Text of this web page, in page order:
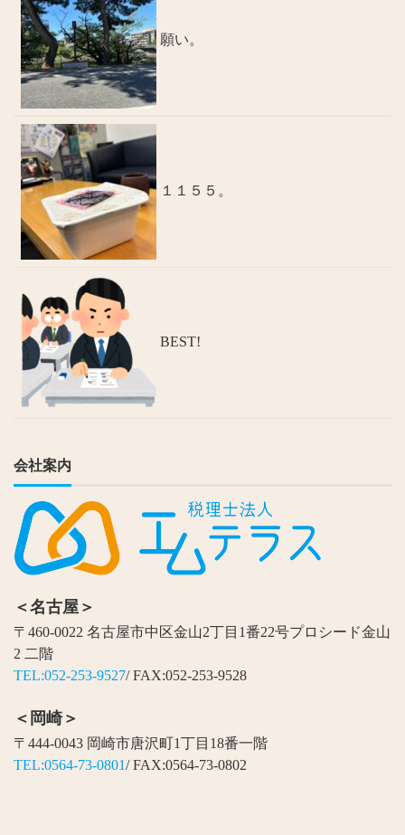
願い。
１１５５。
BEST!
会社案内
＜名古屋＞
〒460-0022 名古屋市中区金山2丁目1番22号プロシード金山
2 二階
TEL:052-253-9527/ FAX:052-253-9528
＜岡崎＞
〒444-0043 岡崎市唐沢町1丁目18番一階
TEL:0564-73-0801/ FAX:0564-73-0802